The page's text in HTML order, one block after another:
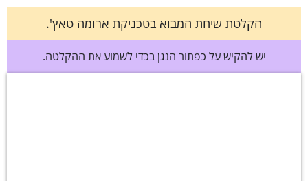
הקלטת שיחת המבוא בטכניקת ארומה טאץ'.
יש להקיש על כפתור הנגן בכדי לשמוע את ההקלטה.